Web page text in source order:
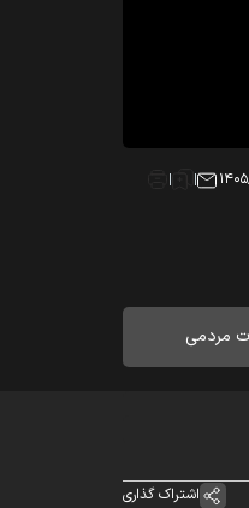
۱۸
مردمی
اشتراک گذاری